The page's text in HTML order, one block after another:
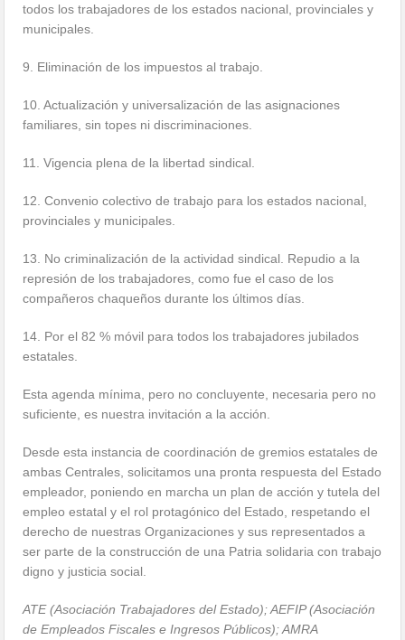
todos los trabajadores de los estados nacional, provinciales y
municipales.
9. Eliminación de los impuestos al trabajo.
10. Actualización y universalización de las asignaciones
familiares, sin topes ni discriminaciones.
11. Vigencia plena de la libertad sindical.
12. Convenio colectivo de trabajo para los estados nacional,
provinciales y municipales.
13. No criminalización de la actividad sindical. Repudio a la
represión de los trabajadores, como fue el caso de los
compañeros chaqueños durante los últimos días.
14. Por el 82 % móvil para todos los trabajadores jubilados
estatales.
Esta agenda mínima, pero no concluyente, necesaria pero no
suficiente, es nuestra invitación a la acción.
Desde esta instancia de coordinación de gremios estatales de
ambas Centrales, solicitamos una pronta respuesta del Estado
empleador, poniendo en marcha un plan de acción y tutela del
empleo estatal y el rol protagónico del Estado, respetando el
derecho de nuestras Organizaciones y sus representados a
ser parte de la construcción de una Patria solidaria con trabajo
digno y justicia social.
ATE (Asociación Trabajadores del Estado); AEFIP (Asociación
de Empleados Fiscales e Ingresos Públicos); AMRA